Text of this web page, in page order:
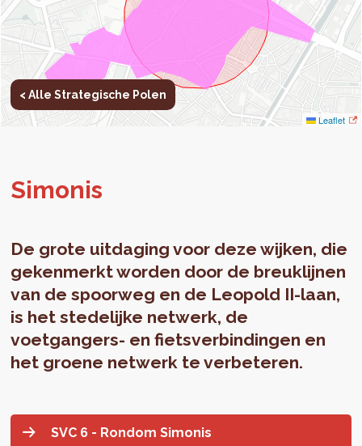
Leaflet
< Alle Strategische Polen
Si­mo­nis
De grote uitdaging voor deze wijken, die
gekenmerkt worden door de breuklijnen
van de spoorweg en de Leopold II-laan,
is het stedelijke netwerk, de
voetgangers- en fietsverbindingen en
het groene netwerk te verbeteren.
SVC 6 - Rondom Simonis